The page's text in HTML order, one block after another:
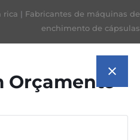
rica | Fabricantes de máquinas de
enchimento de cápsulas
Orçamento